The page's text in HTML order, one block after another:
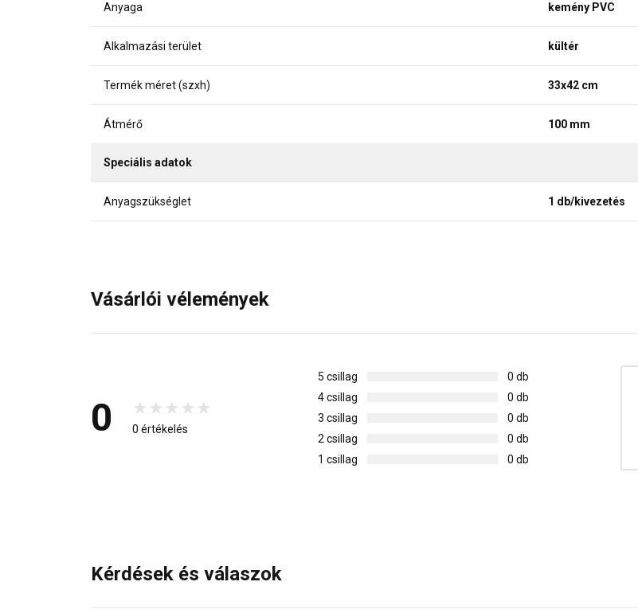
Anyaga kemény PVC
Alkalmazási terület kültér
Termék méret (szxh) 33x42 cm
Átmérő 100 mm
Speciális adatok
Anyagszükséglet 1 db/kivezetés
Vásárlói vélemények
0 0 értékelés
5 csillag
0 db
4 csillag
0 db
3 csillag
0 db
2 csillag
0 db
1 csillag
0 db
Kérdések és válaszok